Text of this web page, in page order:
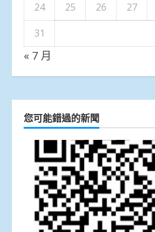
24
25 26 27
31
« 7 月
您可能錯過的新聞